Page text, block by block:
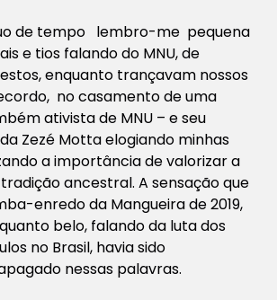
de tempo lembro-me pequena
e tios falando do MNU, de
enquanto trançavam nossos
no casamento de uma
ativista de MNU – e seu
Zezé Motta elogiando minhas
a importância de valorizar a
ancestral. A sensação que
enredo da Mangueira de 2019,
belo, falando da luta dos
no Brasil, havia sido
nessas palavras.